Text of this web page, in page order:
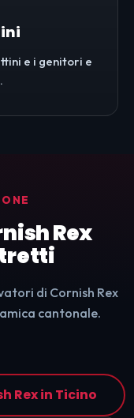
e i genitori e
Rex
di Cornish Rex
cantonale.
Rex in Ticino